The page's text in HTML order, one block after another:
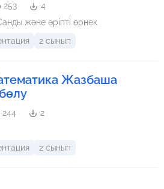
253
4
сабағы Санды және әріпті өрнек
2 сынып
Жазбаша
244
2
2 сынып